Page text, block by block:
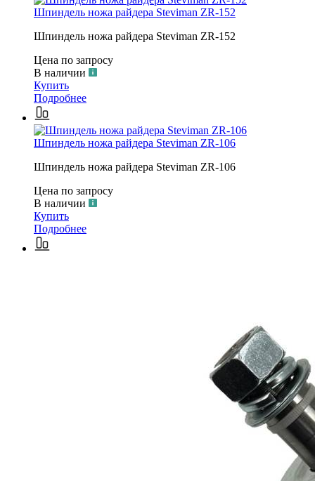
Шпиндель ножа райдера Steviman ZR-152
Шпиндель ножа райдера Steviman ZR-152
Цена по запросу
В наличии
Купить
Подробнее
Шпиндель ножа райдера Steviman ZR-106
Шпиндель ножа райдера Steviman ZR-106
Цена по запросу
В наличии
Купить
Подробнее